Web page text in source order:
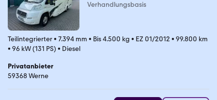
Verhandlungsbasis
Teilintegrierter• 7.394 mm • Bis 4.500 kg • EZ 01/2012 • 99.800 km
• 96 kW (131 PS) • Diesel
Privatanbieter
59368 Werne